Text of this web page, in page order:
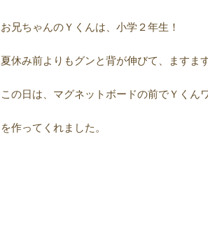
お兄ちゃんのＹくんは、小学２年生！
夏休み前よりもグンと背が伸びて、ますま
この日は、マグネットボードの前でＹくん
を作ってくれました。